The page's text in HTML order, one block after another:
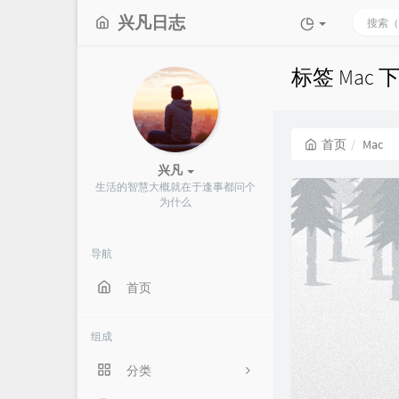
兴凡日志
兴凡
生活的智慧大概就在于逢事都问个
为什么
导航
首页
组成
分类
标签 Mac
首页 Mac